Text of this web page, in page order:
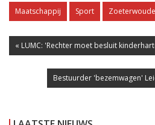
Maatschappij Sport Zoeterwoude
« LUMC: 'Rechter moet besluit
Bestuurder 'bezemwagen'